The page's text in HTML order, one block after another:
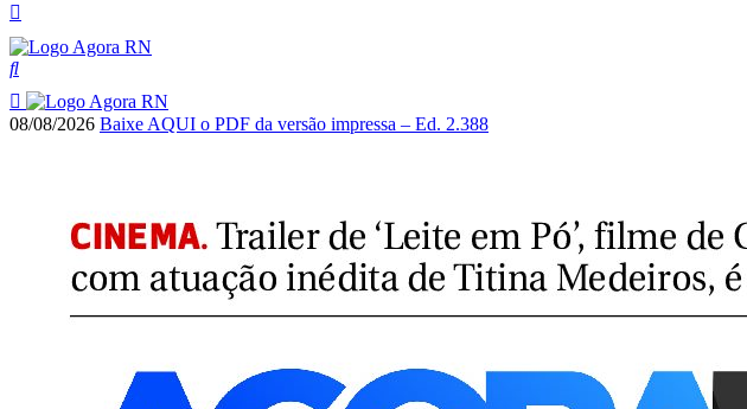
08/08/2026 Baixe AQUI o PDF da versão impressa – Ed. 2.388